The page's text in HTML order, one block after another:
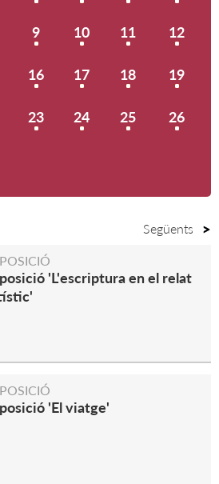
9 10 11 12
16 17 18 19
23 24 25 26
Següents
'L'escriptura en el relat
'El viatge'